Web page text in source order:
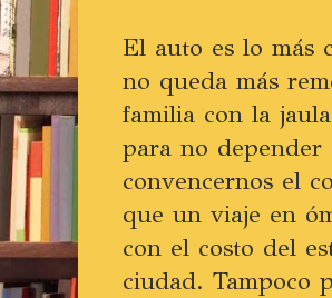
El auto es lo más
no queda más
familia con la
para no
convencernos el
que un viaje en
con el costo del
ciudad. Tampoco